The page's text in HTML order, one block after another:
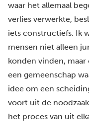
waar het allemaal
verlies verwerkte,
iets constructiefs. Ik
mensen niet alleen
konden vinden,
een gemeenschap
idee om een
voort uit de
het proces van uit